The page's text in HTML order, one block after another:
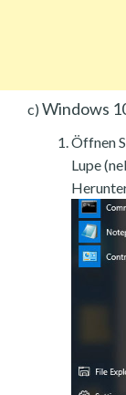
c) Windows
Öffnen
Lupe